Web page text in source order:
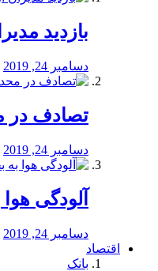
بازدید
دسامبر 24, 2019
تصادف در
دسامبر 24, 2019
آلودگی
دسامبر 24, 2019
اقتصاد
بانک